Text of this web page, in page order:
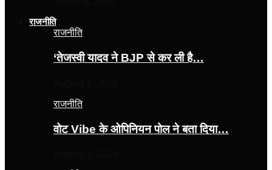
राजनीति
राजनीति
‘तेजस्‍वी यादव ने BJP से कर ली है…
राजनीति
वोट Vibe के ओपिनियन पोल ने बता दिया…